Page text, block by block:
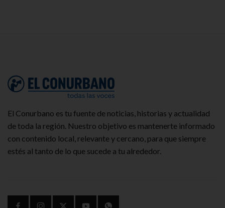
El Conurbano es tu fuente de noticias, historias y actualidad
de toda la región. Nuestro objetivo es mantenerte informado
con contenido local, relevante y cercano, para que siempre
estés al tanto de lo que sucede a tu alrededor.